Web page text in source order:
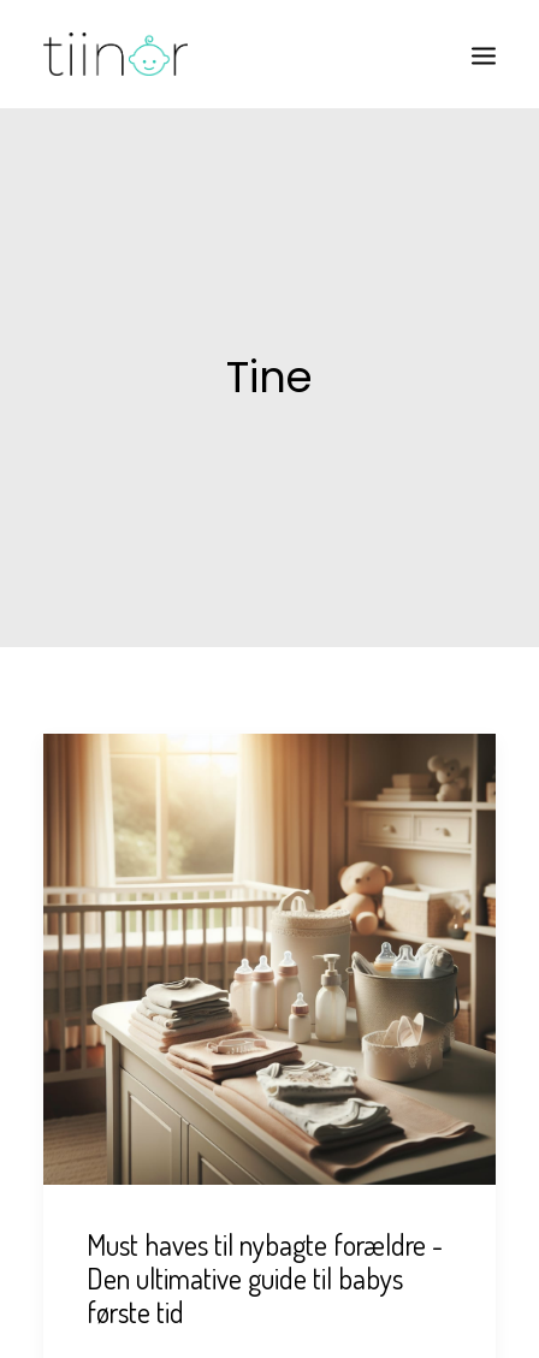
Tine
Must haves til nybagte forældre -
Den ultimative guide til babys
første tid